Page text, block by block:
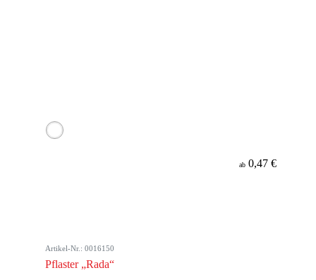
ab 0,47 €
Artikel-Nr.: 0016150
Pflaster „Rada“